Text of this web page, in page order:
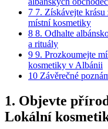
7 7. Získávejte
místní kosmetiky
8 8. Odhalte
a rituály
9 9. Prozkoumejte
kosmetiky⁤ v Albánii
10 Závěrečné
1.‌ Objevte
Lokální